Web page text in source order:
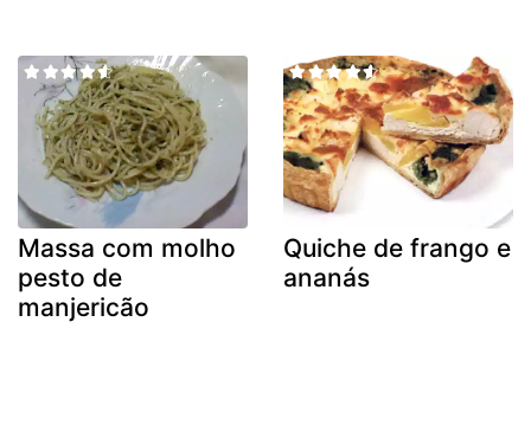
Massa com molho
pesto de
manjericão
Quiche de frango e
ananás